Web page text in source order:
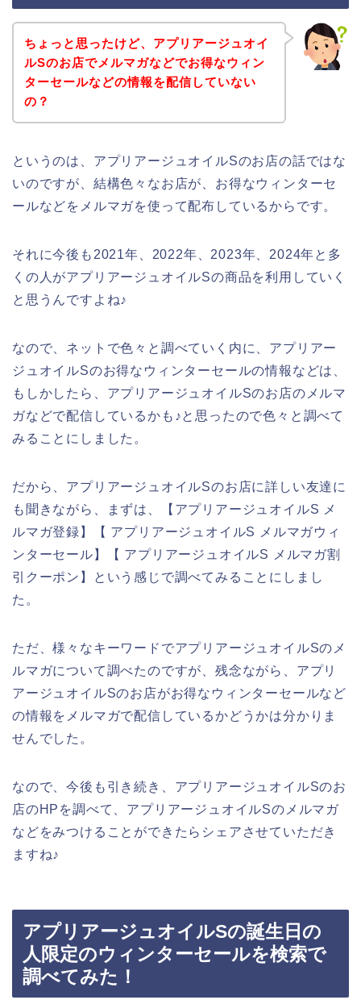
ちょっと思ったけど、アプリアージュオイ
ルSのお店でメルマガなどでお得なウィン
ターセールなどの情報を配信していない
の？
というのは、アプリアージュオイルSのお店の話ではな
いのですが、結構色々なお店が、お得なウィンターセ
ールなどをメルマガを使って配布しているからです。
それに今後も2021年、2022年、2023年、2024年と多
くの人がアプリアージュオイルSの商品を利用していく
と思うんですよね♪
なので、ネットで色々と調べていく内に、アプリアー
ジュオイルSのお得なウィンターセールの情報などは、
もしかしたら、アプリアージュオイルSのお店のメルマ
ガなどで配信しているかも♪と思ったので色々と調べて
みることにしました。
だから、アプリアージュオイルSのお店に詳しい友達に
も聞きながら、まずは、【アプリアージュオイルS メ
ルマガ登録】【 アプリアージュオイルS メルマガウィ
ンターセール】【 アプリアージュオイルS メルマガ割
引クーポン】という感じで調べてみることにしまし
た。
ただ、様々なキーワードでアプリアージュオイルSのメ
ルマガについて調べたのですが、残念ながら、アプリ
アージュオイルSのお店がお得なウィンターセールなど
の情報をメルマガで配信しているかどうかは分かりま
せんでした。
なので、今後も引き続き、アプリアージュオイルSのお
店のHPを調べて、アプリアージュオイルSのメルマガ
などをみつけることができたらシェアさせていただき
ますね♪
アプリアージュオイルSの誕生日の
人限定のウィンターセールを検索で
調べてみた！